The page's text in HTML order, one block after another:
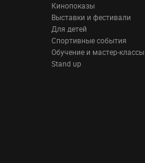
Кинопоказы
Выставки и фестивали
Для детей
Спортивные события
Обучение и мастер-классы
Stand up